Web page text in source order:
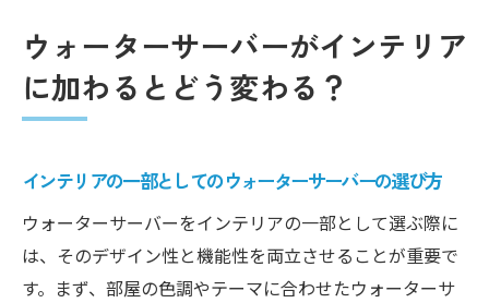
ウォーターサーバーがインテリア
に加わるとどう変わる？
インテリアの一部としてのウォーターサーバーの選び方
ウォーターサーバーをインテリアの一部として選ぶ際に
は、そのデザイン性と機能性を両立させることが重要で
す。まず、部屋の色調やテーマに合わせたウォーターサ